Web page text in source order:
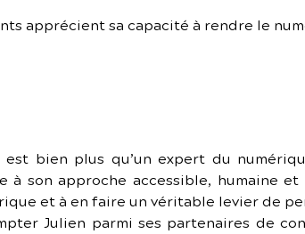
apprécient sa capacité à rendre le
bien plus qu’un expert du
à son approche accessible, humaine
et à en faire un véritable levier de
Julien parmi ses partenaires de